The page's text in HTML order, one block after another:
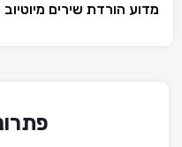
מדוע הורדת שירים